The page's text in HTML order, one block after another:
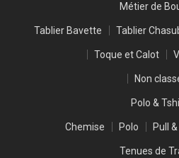
Métier de
Tablier Bavette Tablier
Toque et Calot
Non
Polo &
Chemise Polo Pull
Tenues de